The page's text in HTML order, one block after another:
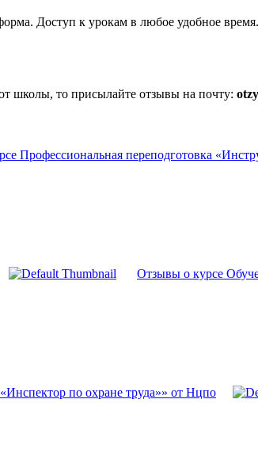
Доступ к урокам в любое удобное время.
школы, то присылайте отзывы на почту:
Профессиональная переподготовка
Отзывы о курсе
по охране труда»» от Нцпо